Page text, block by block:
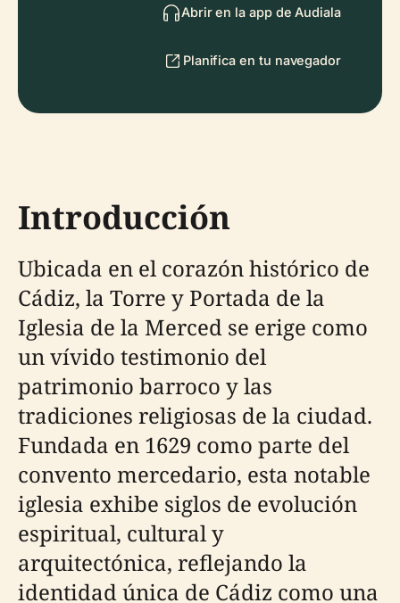
Abrir en la app de Audiala
Planifica en tu navegador
Introducción
Ubicada en el corazón histórico de
Cádiz, la Torre y Portada de la
Iglesia de la Merced se erige como
un vívido testimonio del
patrimonio barroco y las
tradiciones religiosas de la ciudad.
Fundada en 1629 como parte del
convento mercedario, esta notable
iglesia exhibe siglos de evolución
espiritual, cultural y
arquitectónica, reflejando la
identidad única de Cádiz como una